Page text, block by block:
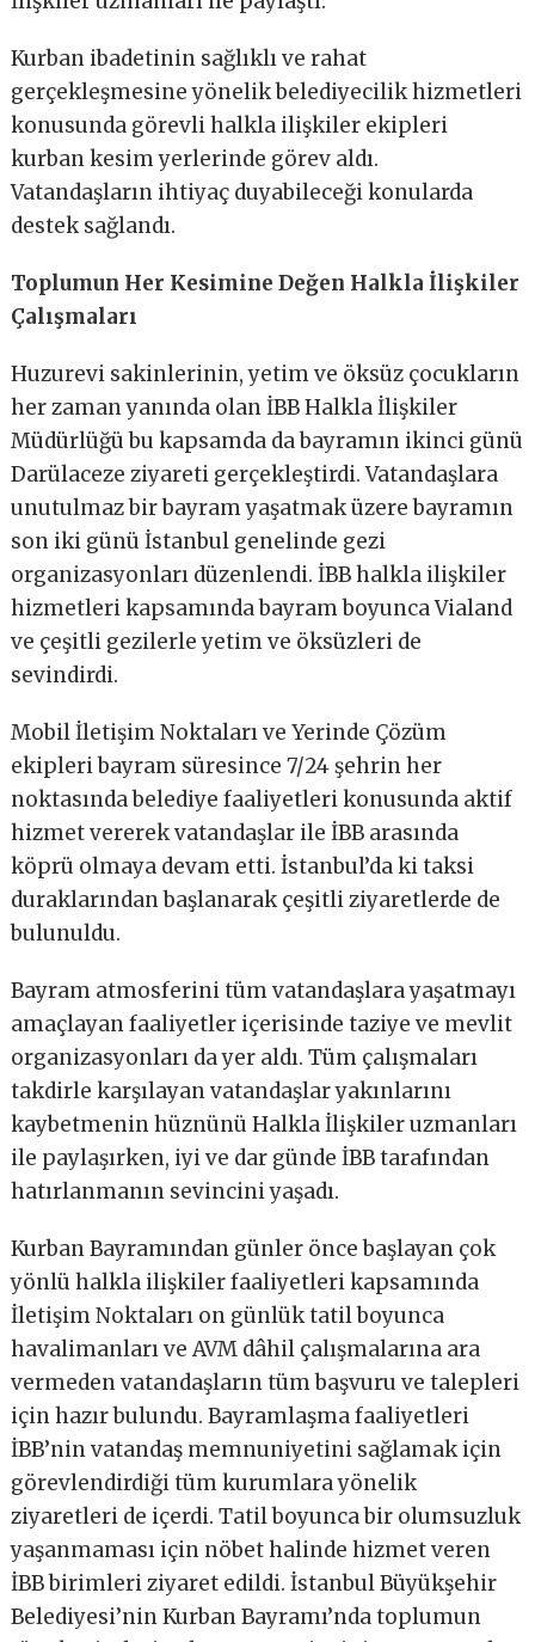
Kurban ibadetinin sağlıklı ve rahat
gerçekleşmesine yönelik belediyecilik hizmetleri
konusunda görevli halkla ilişkiler ekipleri
kurban kesim yerlerinde görev aldı.
Vatandaşların ihtiyaç duyabileceği konularda
destek sağlandı.
Toplumun Her Kesimine Değen Halkla İlişkiler
Çalışmaları
Huzurevi sakinlerinin, yetim ve öksüz çocukların
her zaman yanında olan İBB Halkla İlişkiler
Müdürlüğü bu kapsamda da bayramın ikinci günü
Darülaceze ziyareti gerçekleştirdi. Vatandaşlara
unutulmaz bir bayram yaşatmak üzere bayramın
son iki günü İstanbul genelinde gezi
organizasyonları düzenlendi. İBB halkla ilişkiler
hizmetleri kapsamında bayram boyunca Vialand
ve çeşitli gezilerle yetim ve öksüzleri de
sevindirdi.
Mobil İletişim Noktaları ve Yerinde Çözüm
ekipleri bayram süresince 7/24 şehrin her
noktasında belediye faaliyetleri konusunda aktif
hizmet vererek vatandaşlar ile İBB arasında
köprü olmaya devam etti. İstanbul’da ki taksi
duraklarından başlanarak çeşitli ziyaretlerde de
bulunuldu.
Bayram atmosferini tüm vatandaşlara yaşatmayı
amaçlayan faaliyetler içerisinde taziye ve mevlit
organizasyonları da yer aldı. Tüm çalışmaları
takdirle karşılayan vatandaşlar yakınlarını
kaybetmenin hüznünü Halkla İlişkiler uzmanları
ile paylaşırken, iyi ve dar günde İBB tarafından
hatırlanmanın sevincini yaşadı.
Kurban Bayramından günler önce başlayan çok
yönlü halkla ilişkiler faaliyetleri kapsamında
İletişim Noktaları on günlük tatil boyunca
havalimanları ve AVM dâhil çalışmalarına ara
vermeden vatandaşların tüm başvuru ve talepleri
için hazır bulundu. Bayramlaşma faaliyetleri
İBB’nin vatandaş memnuniyetini sağlamak için
görevlendirdiği tüm kurumlara yönelik
ziyaretleri de içerdi. Tatil boyunca bir olumsuzluk
yaşanmaması için nöbet halinde hizmet veren
İBB birimleri ziyaret edildi. İstanbul Büyükşehir
Belediyesi’nin Kurban Bayramı’nda toplumun